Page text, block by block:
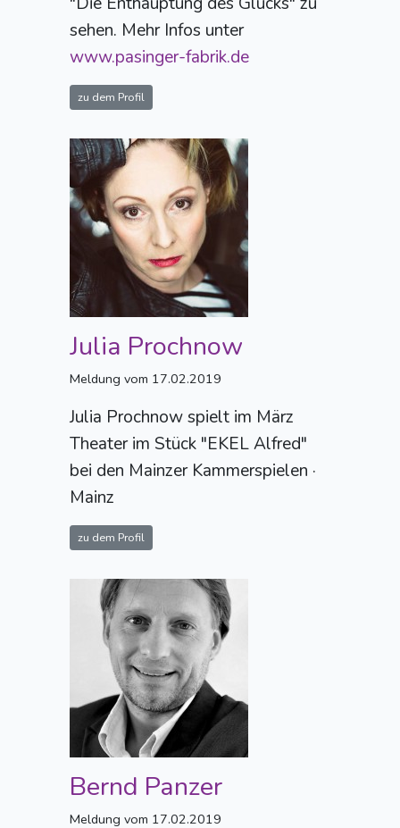
sehen. Mehr Infos unter
www.pasinger-fabrik.de
zu dem Profil
Julia Prochnow
Meldung vom 17.02.2019
Julia Prochnow spielt im März
Theater im Stück "EKEL Alfred"
bei den Mainzer Kammerspielen ·
Mainz
zu dem Profil
Bernd Panzer
Meldung vom 17.02.2019